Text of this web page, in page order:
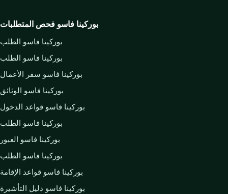
بوركينا فاسو فحص المتطلبات
بوركينا فاسو الطلب
بوركينا فاسو الطلب
بوركينا فاسو سفر الأعمال
بوركينا فاسو الوثائق
بوركينا فاسو قواعد الدخول
بوركينا فاسو الطلب
بوركينا فاسو العبور
بوركينا فاسو الطلب
بوركينا فاسو قواعد الإقامة
بوركينا فاسو دليل التأشيرة